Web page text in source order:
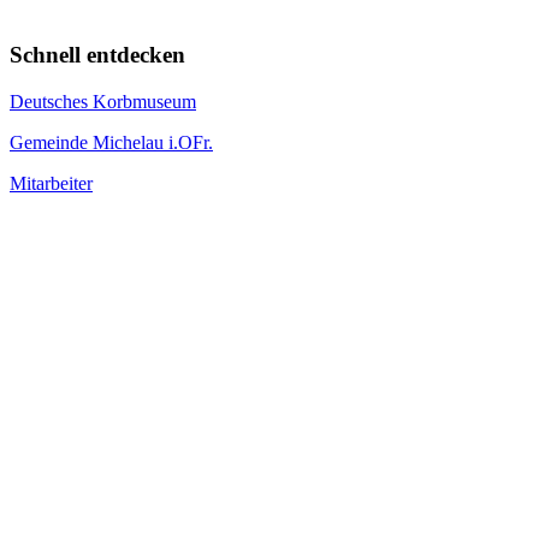
Schnell entdecken
Deutsches Korbmuseum
Gemeinde Michelau i.OFr.
Mitarbeiter